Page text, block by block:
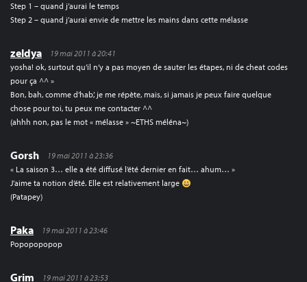
Step 1 – quand j’aurai le temps
Step 2 – quand j’aurai envie de mettre les mains dans cette mélasse
zeldya
19 mai 2011 à 20:41
yosha! ok, surtout qu’il n’y a pas moyen de sauter les étapes, ni de cheat codes
pour ça ^^ »
Bon, bah, comme d’hab’, je me répète, mais, si jamais je peux faire quelque
chose pour toi, tu peux me contacter ^^
(ahhh non, pas le mot « mélasse » ~ETHS méléna~)
Gorsh
19 mai 2011 à 23:36
« La saison 3… elle a été diffusé l’été dernier en fait… ahum… »
J’aime ta notion d’été. Elle est relativement large
(Patapey)
Paka
19 mai 2011 à 23:46
Popopopopop
Grim
19 mai 2011 à 23:53